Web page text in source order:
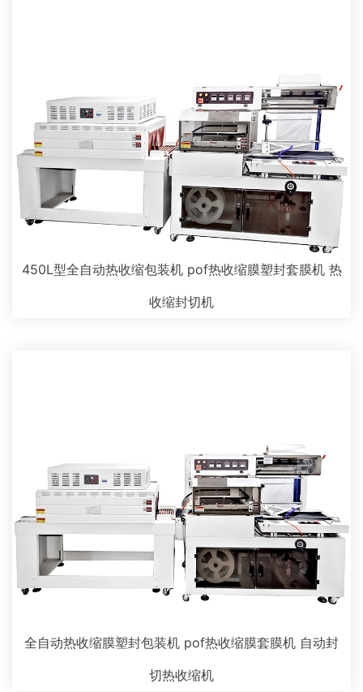
450L型全自动热收缩包装机 pof热收缩膜塑封套膜机 热
收缩封切机
全自动热收缩膜塑封包装机 pof热收缩膜套膜机 自动封
切热收缩机